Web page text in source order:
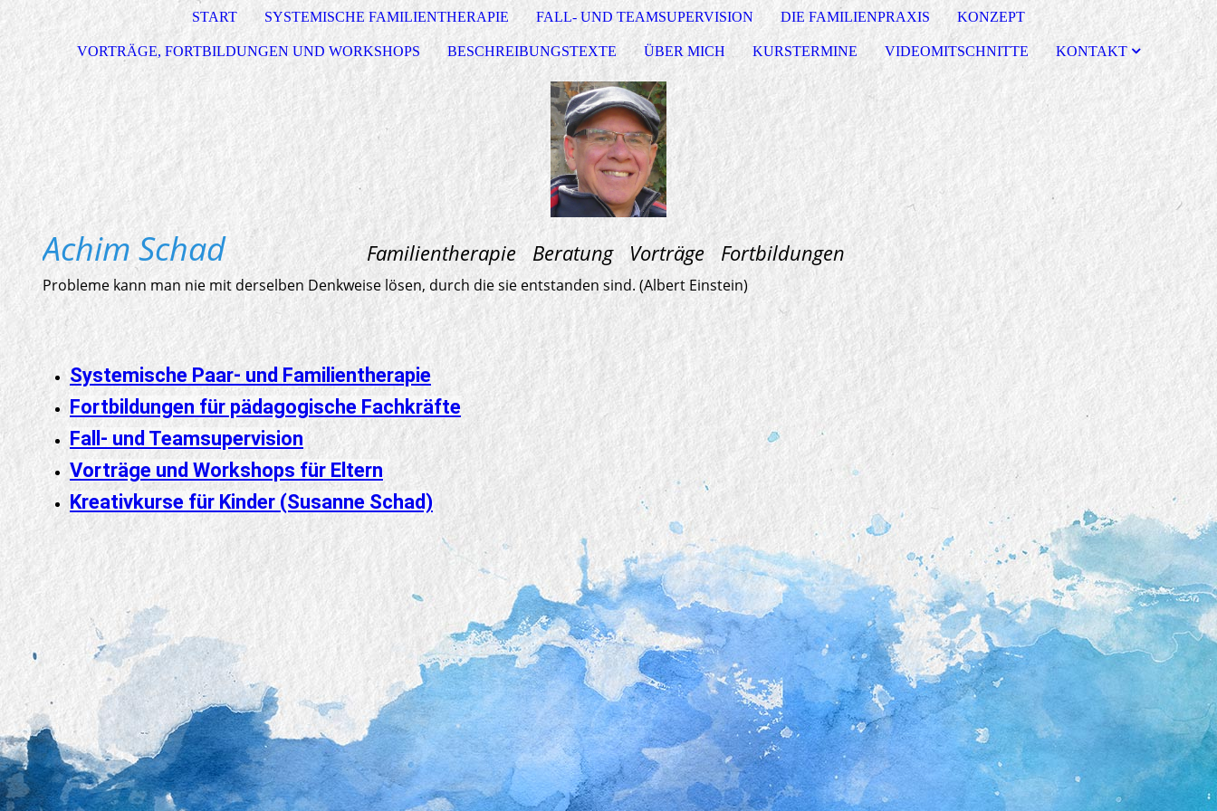
START SYSTEMISCHE FAMILIENTHERAPIE FALL- UND TEAMSUPERVISION DIE FAMILIENPRAXIS KONZEPT
VORTRÄGE, FORTBILDUNGEN UND WORKSHOPS BESCHREIBUNGSTEXTE ÜBER MICH KURSTERMINE VIDEOMITSCHNITTE KONTAKT
Achim Schad Familientherapie Beratung Vorträge Fortbildungen
Probleme kann man nie mit derselben Denkweise lösen, durch die sie entstanden sind. (Albert Einstein)
Systemische Paar- und Familientherapie
Fortbildungen für pädagogische Fachkräfte
Fall- und Teamsupervision
Vorträge und Workshops für Eltern
Kreativkurse für Kinder (Susanne Schad)